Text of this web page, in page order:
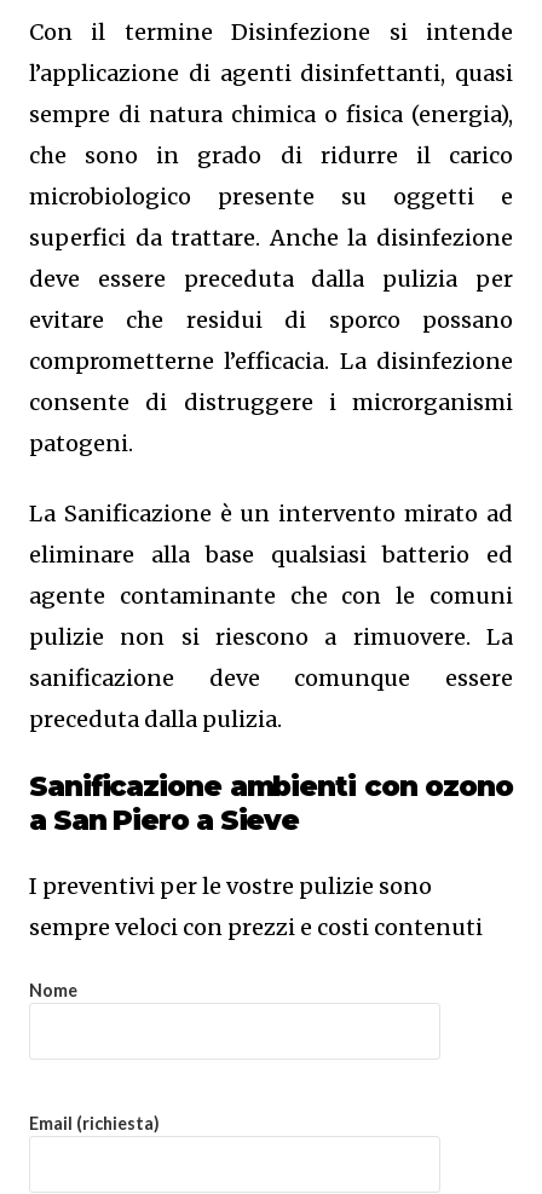
Con il termine Disinfezione si intende
l’applicazione di agenti disinfettanti, quasi
sempre di natura chimica o fisica (energia),
che sono in grado di ridurre il carico
microbiologico presente su oggetti e
superfici da trattare. Anche la disinfezione
deve essere preceduta dalla pulizia per
evitare che residui di sporco possano
comprometterne l’efficacia. La disinfezione
consente di distruggere i microrganismi
patogeni.
La Sanificazione è un intervento mirato ad
eliminare alla base qualsiasi batterio ed
agente contaminante che con le comuni
pulizie non si riescono a rimuovere. La
sanificazione deve comunque essere
preceduta dalla pulizia.
Sanificazione ambienti con ozono
a San Piero a Sieve
I preventivi per le vostre pulizie sono
sempre veloci con prezzi e costi contenuti
Nome
Email (richiesta)